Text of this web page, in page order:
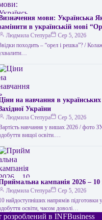
мови: Українська
в українській мові
для
підкидання монети.
стороні монети
немає можливості
житті, а також у
в…
Людмила Степура
Сер 5, 2026
походить – “орел і решка”? /
на навчання в
України
Людмила Степура
Сер 5, 2026
навчання у вишах 2026 / фото
вищої освіти.…
кампанія 2026 –
Людмила Степура
Сер 5, 2026
найдоступніших напрямів
освіти, часом доволі…
в INFBusiness